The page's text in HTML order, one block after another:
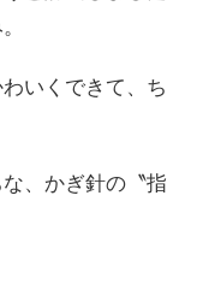
いくできて、ち
、かぎ針の〝指